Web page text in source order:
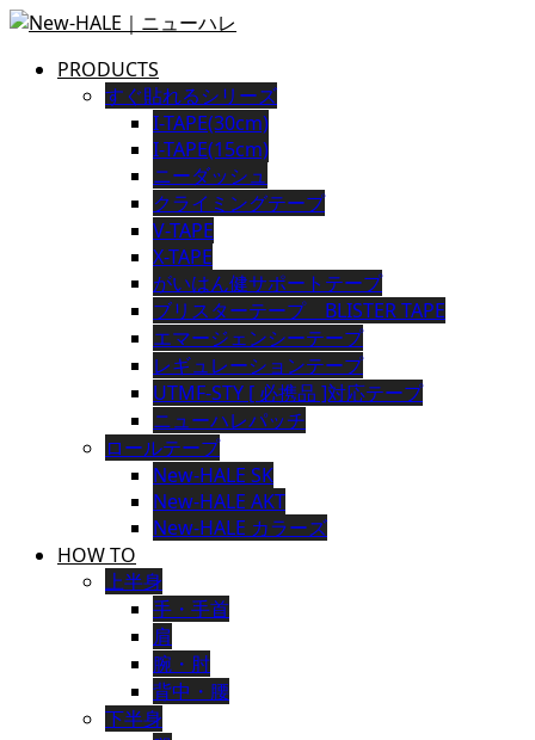
PRODUCTS
すぐ貼れるシリーズ
I-TAPE(30cm)
I-TAPE(15cm)
ニーダッシュ
クライミングテープ
V-TAPE
X-TAPE
がいはん健サポートテープ
ブリスターテープ BLISTER TAPE
エマージェンシーテープ
レギュレーションテープ
UTMF-STY [ 必携品 ]対応テープ
ニューハレパッチ
ロールテープ
New-HALE SK
New-HALE AKT
New-HALE カラーズ
HOW TO
上半身
手・手首
肩
腕・肘
背中・腰
下半身